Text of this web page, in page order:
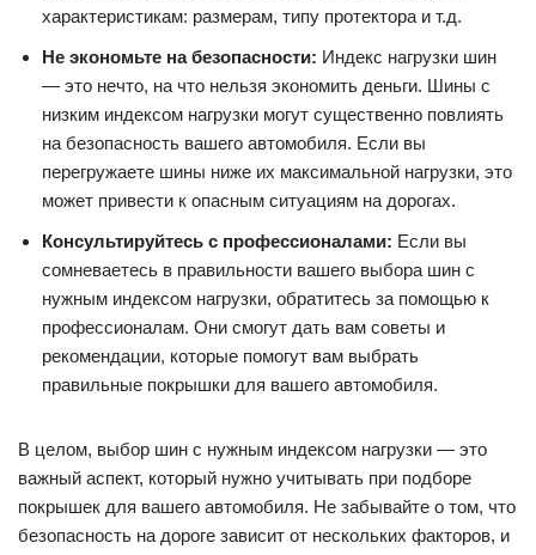
характеристикам: размерам, типу протектора и т.д.
Не экономьте на безопасности: Индекс нагрузки шин
— это нечто, на что нельзя экономить деньги. Шины с
низким индексом нагрузки могут существенно повлиять
на безопасность вашего автомобиля. Если вы
перегружаете шины ниже их максимальной нагрузки, это
может привести к опасным ситуациям на дорогах.
Консультируйтесь с профессионалами: Если вы
сомневаетесь в правильности вашего выбора шин с
нужным индексом нагрузки, обратитесь за помощью к
профессионалам. Они смогут дать вам советы и
рекомендации, которые помогут вам выбрать
правильные покрышки для вашего автомобиля.
В целом, выбор шин с нужным индексом нагрузки — это
важный аспект, который нужно учитывать при подборе
покрышек для вашего автомобиля. Не забывайте о том, что
безопасность на дороге зависит от нескольких факторов, и